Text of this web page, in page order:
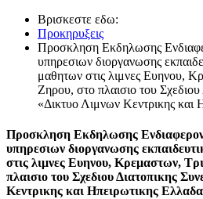
Βρισκεστε εδω:
Προκηρυξεις
Προσκληση Εκδηλωσης
υπηρεσιων διοργανωσης
μαθητων στις λιμνες Ευηνου,
Ζηρου, στο πλαισιο του Σχεδιου
«Δικτυο Λιμνων Κεντρικης και
Προσκληση Εκδηλωσης
υπηρεσιων διοργανωσης
στις λιμνες Ευηνου, Κρεμαστων,
πλαισιο του Σχεδιου Διατοπικης
Κεντρικης και Ηπειρωτικης